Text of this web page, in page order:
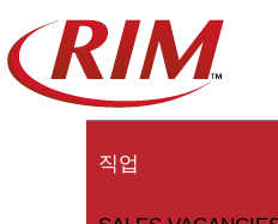
to
content
직업